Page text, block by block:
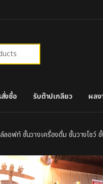
งซื้อ รับต๊าปเกลียว ผลง
อฟท์ ชั้นวางเครื่องดื่ม ชั้นวางโชว์